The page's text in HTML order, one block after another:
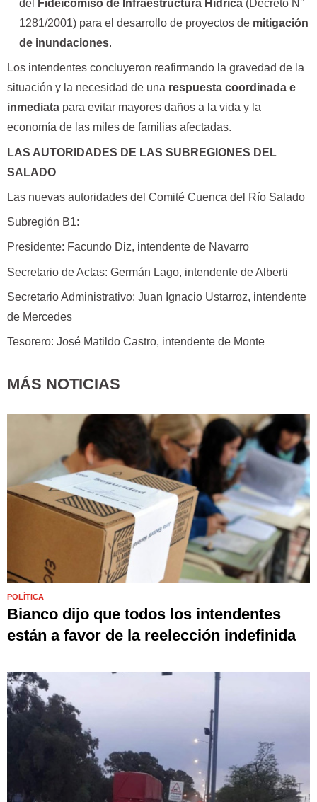
del Fideicomiso de Infraestructura Hídrica(Decreto N°
1281/2001) para el desarrollo de proyectos de mitigación
de inundaciones.
Los intendentes concluyeron reafirmando la gravedad de la
situación y la necesidad de una respuesta coordinada e
inmediata para evitar mayores daños a la vida y la
economía de las miles de familias afectadas.
LAS AUTORIDADES DE LAS SUBREGIONES DEL
SALADO
Las nuevas autoridades del Comité Cuenca del Río Salado
Subregión B1:
Presidente: Facundo Diz, intendente de Navarro
Secretario de Actas: Germán Lago, intendente de Alberti
Secretario Administrativo: Juan Ignacio Ustarroz, intendente
de Mercedes
Tesorero: José Matildo Castro, intendente de Monte
MÁS NOTICIAS
POLÍTICA
Bianco dijo que todos los intendentes
están a favor de la reelección indefinida